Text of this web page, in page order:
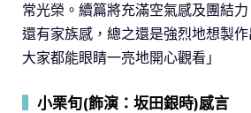
常光榮。續篇將充滿空氣感及團結
還有家族感，總之還是強烈地想製
大家都能眼睛一亮地開心觀看」
小栗旬(飾演：坂田銀時)感言